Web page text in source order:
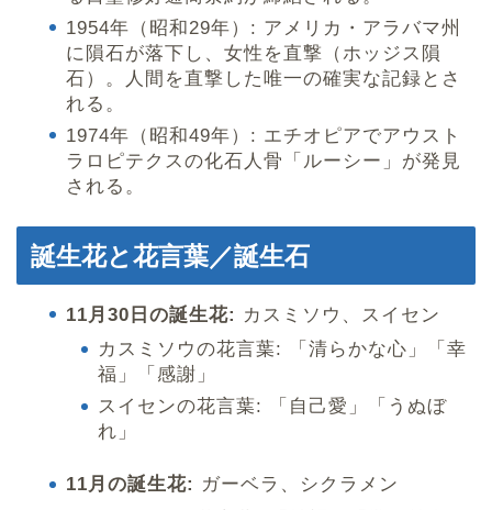
1954年（昭和29年）: アメリカ・アラバマ州
に隕石が落下し、女性を直撃（ホッジス隕
石）。人間を直撃した唯一の確実な記録とさ
れる。
1974年（昭和49年）: エチオピアでアウスト
ラロピテクスの化石人骨「ルーシー」が発見
される。
誕生花と花言葉／誕生石
11月30日の誕生花: カスミソウ、スイセン
カスミソウの花言葉: 「清らかな心」「幸
福」「感謝」
スイセンの花言葉: 「自己愛」「うぬぼ
れ」
11月の誕生花: ガーベラ、シクラメン